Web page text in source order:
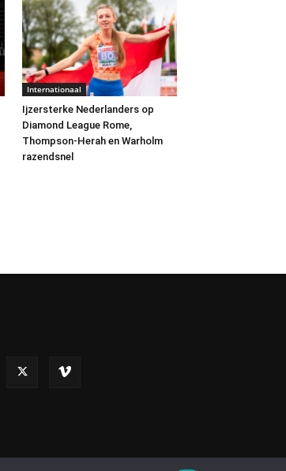
Internationaal
Ijzersterke Nederlanders op
Diamond League Rome,
Thompson-Herah en Warholm
razendsnel